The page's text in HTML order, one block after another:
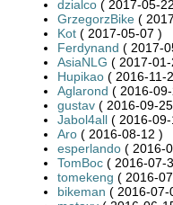
dzialco ( 2017-05-
GrzegorzBike (
Kot ( 2017-05-07 )
Ferdynand ( 2017-
AsiaNLG ( 2017-
Hupikao ( 2016-11-
Aglarond ( 2016-
gustav ( 2016-09-
Jabol4all ( 2016-
Aro ( 2016-08-12 )
esperlando ( 2016-
TomBoc ( 2016-07-
tomekeng ( 2016-
bikeman ( 2016-07-